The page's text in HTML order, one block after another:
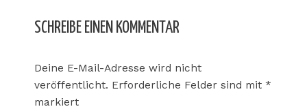
SCHREIBE EINEN KOMMENTAR
Deine E-Mail-Adresse wird nicht
veröffentlicht. Erforderliche Felder sind mit *
markiert